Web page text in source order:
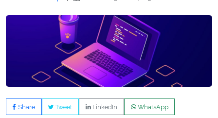
Share Tweet LinkedIn WhatsApp